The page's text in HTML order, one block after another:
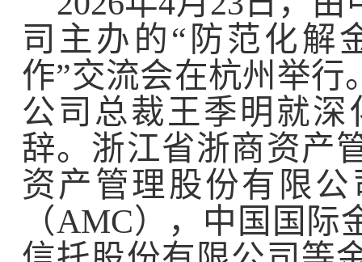
司主办的“ 防范化解
作”交流会在杭州举行
公司总裁王季明就深
辞。浙江省浙商资产
资产管理股份有限
（AMC），中国国际